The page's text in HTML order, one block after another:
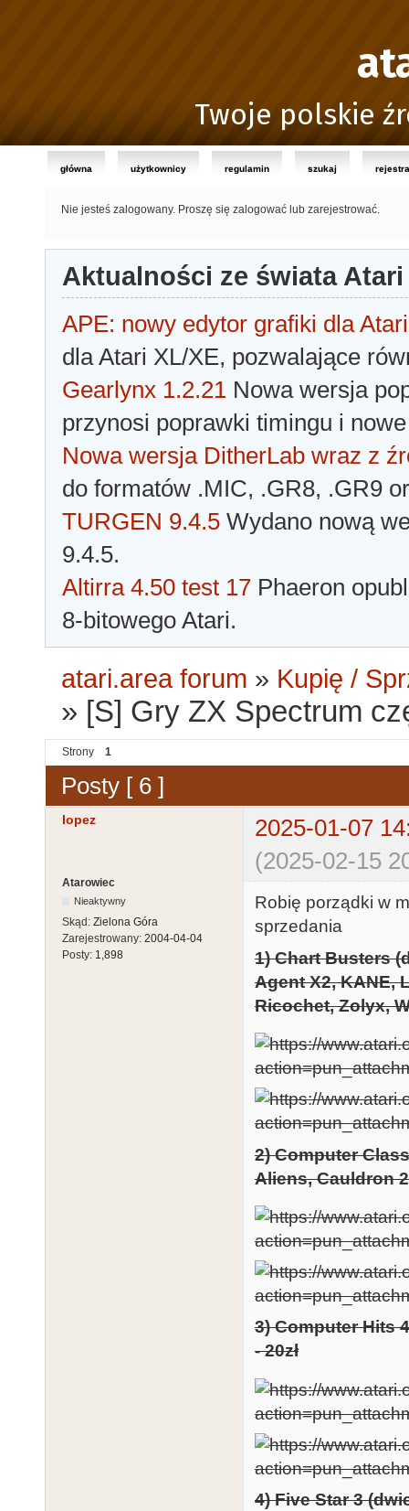
Twoje polskie
główna użytkownicy regulamin szukaj
Nie jesteś zalogowany. Proszę się zalogować lub zarejestrować.
Aktualności ze świata Atari
APE: nowy edytor grafiki dla Atari
dla Atari XL/XE, pozwalające
Gearlynx 1.2.21 Nowa wersja
przynosi poprawki timingu i
Nowa wersja DitherLab wraz z
do formatów .MIC, .GR8, .GR9
TURGEN 9.4.5 Wydano nową
9.4.5.
Altirra 4.50 test 17 Phaeron
8-bitowego Atari.
atari.area forum » Kupię /
» [S] Gry ZX Spectrum
Strony 1
Posty [ 6 ]
lopez
2025-01-07
(2025-02-15
Atarowiec
Nieaktywny
Skąd: Zielona Góra
Zarejestrowany: 2004-04-04
Posty: 1,898
Robię porządki w
sprzedania
1) Chart Busters
Agent X2, KANE,
Ricochet, Zolyx,
2) Computer
Aliens, Cauldron 2
3) Computer Hits
- 20zł
4) Five Star 3